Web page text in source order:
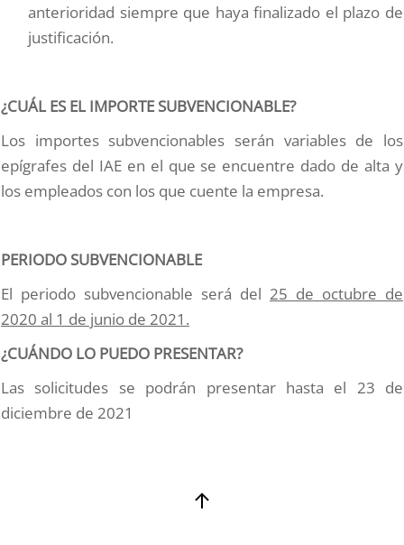
anterioridad siempre que haya finalizado el plazo de
justificación.
¿CUÁL ES EL IMPORTE SUBVENCIONABLE?
Los importes subvencionables serán variables de los
epígrafes del IAE en el que se encuentre dado de alta y
los empleados con los que cuente la empresa.
PERIODO SUBVENCIONABLE
El periodo subvencionable será del 25 de octubre de
2020 al 1 de junio de 2021.
¿CUÁNDO LO PUEDO PRESENTAR?
Las solicitudes se podrán presentar hasta el 23 de
diciembre de 2021